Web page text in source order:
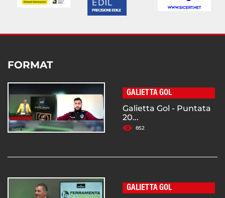
FORMAT
GALIETTA GOL
Galietta Gol - Puntata
20...
852
GALIETTA GOL